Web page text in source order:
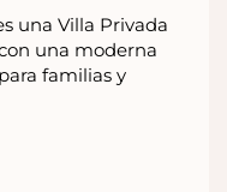
una Villa Privada
una moderna
familias y